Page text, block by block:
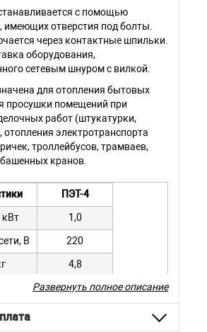
с помощью
имеющих отверстия под болты.
через контактные шпильки.
оборудования,
сетевым шнуром с вилкой.
для отопления бытовых
просушки помещений при
работ (штукатурки,
отопления электротранспорта
троллейбусов, трамваев,
кранов.
ПЭТ-4
1,0
В 220
4,8
620х175х150
Развернуть полное описание